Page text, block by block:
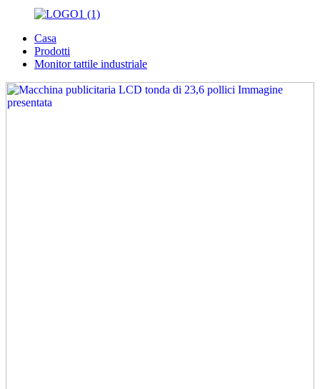
Casa
Prodotti
Monitor tattile industriale